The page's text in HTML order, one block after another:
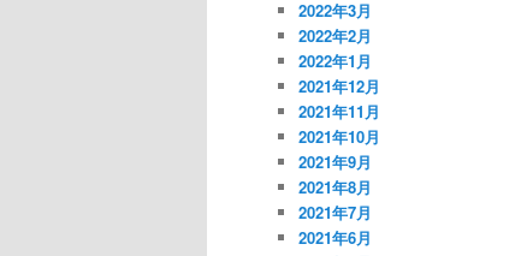
2022年3月
2022年2月
2022年1月
2021年12月
2021年11月
2021年10月
2021年9月
2021年8月
2021年7月
2021年6月